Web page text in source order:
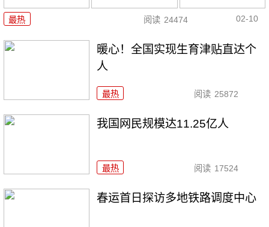
最热 阅读 24474 02-10
暖心！全国实现生育津贴直达个
人
最热 阅读 25872
我国网民规模达11.25亿人
最热 阅读 17524
春运首日探访多地铁路调度中心